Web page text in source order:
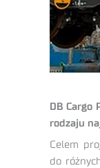
DB
rodzaju
Celem
do